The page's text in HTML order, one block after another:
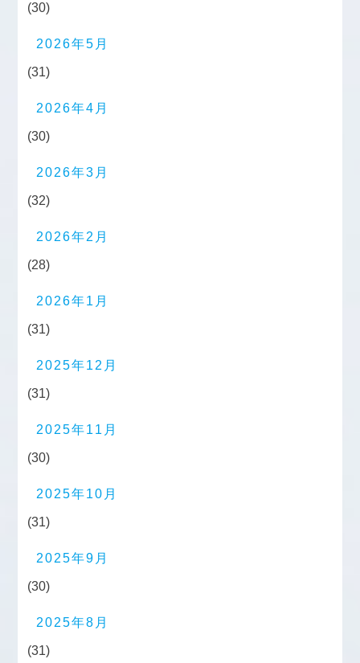
(30)
2026年5月
(31)
2026年4月
(30)
2026年3月
(32)
2026年2月
(28)
2026年1月
(31)
2025年12月
(31)
2025年11月
(30)
2025年10月
(31)
2025年9月
(30)
2025年8月
(31)